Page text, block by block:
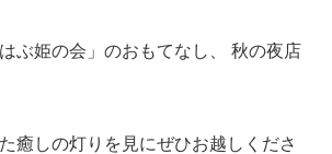
ぶ姫の会」のおもてなし、 秋の夜店
癒しの灯りを見にぜひお越しくださ